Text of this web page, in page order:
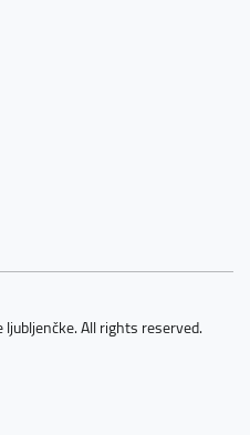
All rights reserved.